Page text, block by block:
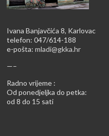
Ivana Banjavčića 8, Karlovac
telefon: 047/614-188
e-pošta:mladi@gkka.hr
—–
Radno vrijeme :
Od ponedjeljka do petka:
od 8 do 15 sati